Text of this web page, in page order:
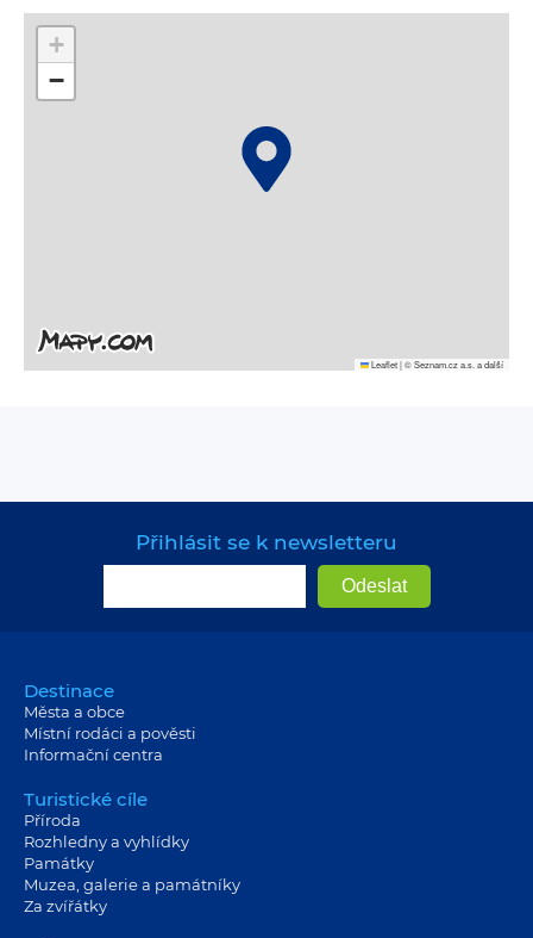
+
−
Leaflet|© Seznam.cz a.s. a další
Přihlásit se k newsletteru
Destinace
Města a obce
Místní rodáci a pověsti
Informační centra
Turistické cíle
Příroda
Rozhledny a vyhlídky
Památky
Muzea, galerie a památníky
Za zvířátky